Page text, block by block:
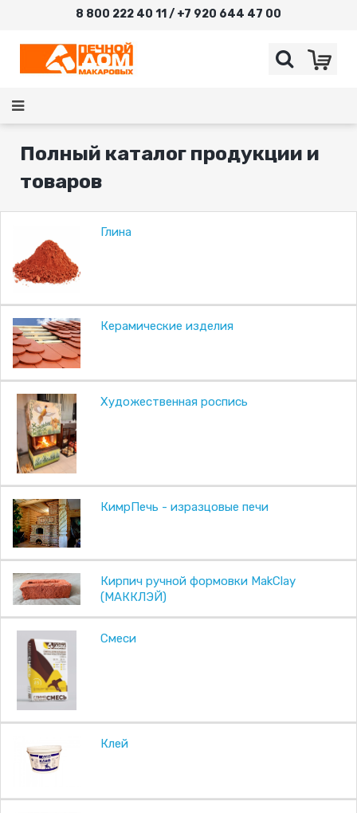
8 800 222 40 11 / +7 920 644 47 00
Полный каталог продукции и
товаров
Глина
Керамические изделия
Художественная роспись
КимрПечь - изразцовые печи
Кирпич ручной формовки MakClay
(МАККЛЭЙ)
Смеси
Клей